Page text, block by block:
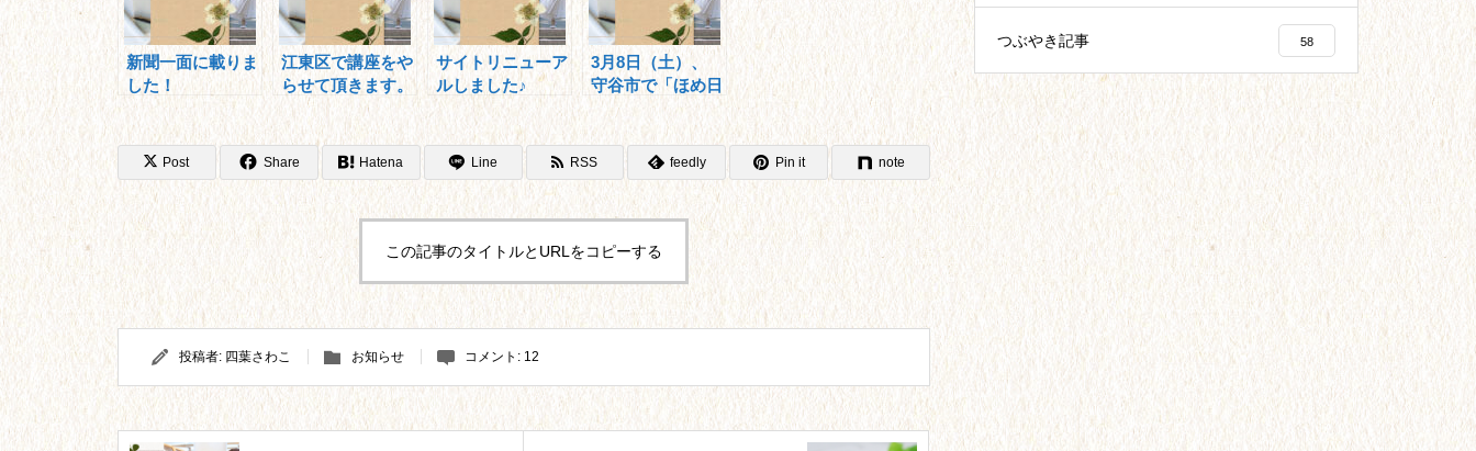
新聞一面に載りま
した！
江東区で講座をや
らせて頂きます。
サイトリニューア
ルしました♪
3月8日（土）、
守谷市で「ほめ日
記」考案者の手塚
先生講演会を開
催。
Post Share Hatena Line RSS feedly Pin it note
この記事のタイトルとURLをコピーする
投稿者: 四葉さわこ お知らせ コメント: 12
つぶやき記事 58